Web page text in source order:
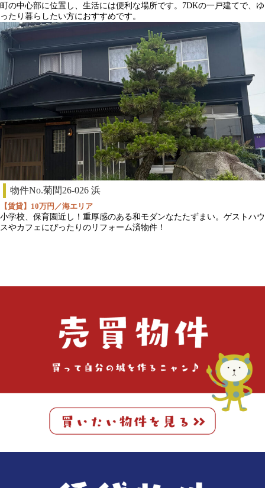
町の中心部に位置し、生活には便利な場所です。7DKの一戸建てで、ゆ
ったり暮らしたい方におすすめです。
物件No.菊間26-026 浜
【賃貸】10万円／海エリア
小学校、保育園近し！重厚感のある和モダンなたたずまい。ゲストハウ
スやカフェにぴったりのリフォーム済物件！